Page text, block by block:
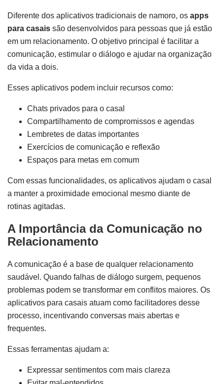
Diferente dos aplicativos tradicionais de namoro, os apps
para casais são desenvolvidos para pessoas que já estão
em um relacionamento. O objetivo principal é facilitar a
comunicação, estimular o diálogo e ajudar na organização
da vida a dois.
Esses aplicativos podem incluir recursos como:
Chats privados para o casal
Compartilhamento de compromissos e agendas
Lembretes de datas importantes
Exercícios de comunicação e reflexão
Espaços para metas em comum
Com essas funcionalidades, os aplicativos ajudam o casal
a manter a proximidade emocional mesmo diante de
rotinas agitadas.
A Importância da Comunicação no
Relacionamento
A comunicação é a base de qualquer relacionamento
saudável. Quando falhas de diálogo surgem, pequenos
problemas podem se transformar em conflitos maiores. Os
aplicativos para casais atuam como facilitadores desse
processo, incentivando conversas mais abertas e
frequentes.
Essas ferramentas ajudam a:
Expressar sentimentos com mais clareza